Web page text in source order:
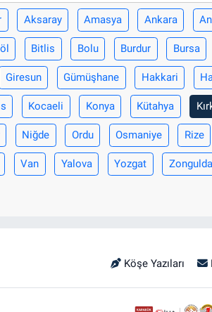
Aksaray Amasya Ankara
Bitlis Bolu Burdur Bursa
Giresun Gümüşhane Hakkari
Kocaeli Konya Kütahya
Niğde Ordu Osmaniye Rize
Van Yalova Yozgat
Köşe Yazıları